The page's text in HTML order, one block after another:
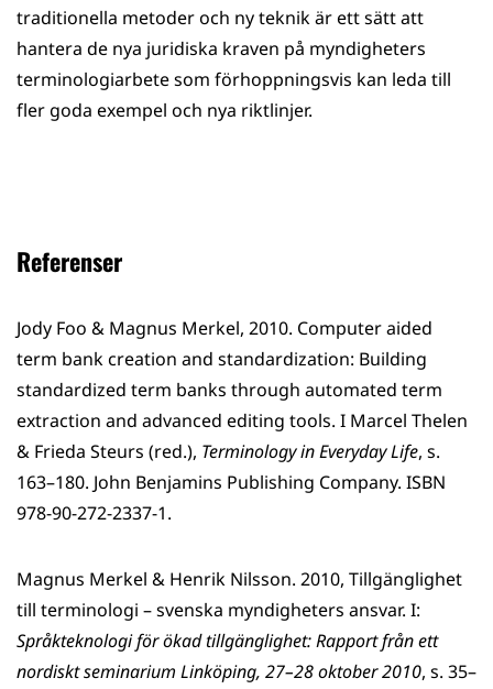
traditionella metoder och ny teknik är ett sätt att
hantera de nya juridiska kraven på myndigheters
terminologiarbete som förhoppningsvis kan leda till
fler goda exempel och nya riktlinjer.
Referenser
Jody Foo & Magnus Merkel, 2010. Computer aided
term bank creation and standardization: Building
standardized term banks through automated term
extraction and advanced editing tools. I Marcel Thelen
& Frieda Steurs (red.), Terminology in Everyday Life, s.
163–180. John Benjamins Publishing Company. ISBN
978-90-272-2337-1.
Magnus Merkel & Henrik Nilsson. 2010, Tillgänglighet
till terminologi – svenska myndigheters ansvar. I:
Språkteknologi för ökad tillgänglighet: Rapport från ett
nordiskt seminarium Linköping, 27–28 oktober 2010, s. 35–